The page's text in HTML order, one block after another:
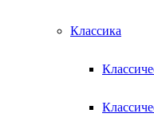
Классика